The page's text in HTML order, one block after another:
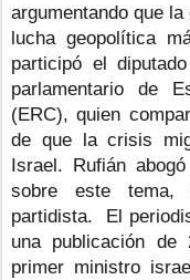
argumentando que
lucha geopolítica
participó el
parlamentario de
(ERC), quien
de que la crisis
Israel. Rufián
sobre este tema,
partidista.
El
una publicación de
primer ministro